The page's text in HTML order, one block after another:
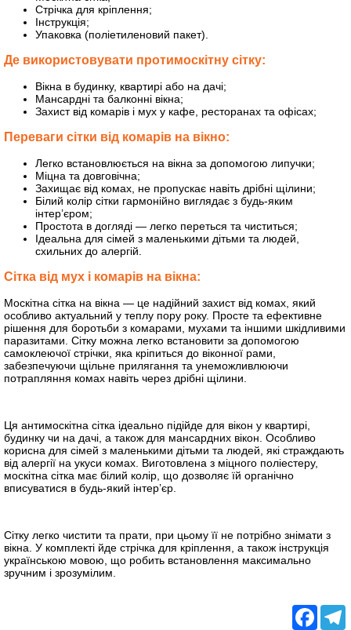
Стрічка для кріплення;
Інструкція;
Упаковка (поліетиленовий пакет).
Де використовувати протимоскітну сітку:
Вікна в будинку, квартирі або на дачі;
Мансардні та балконні вікна;
Захист від комарів і мух у кафе, ресторанах та офісах;
Переваги сітки від комарів на вікно:
Легко встановлюється на вікна за допомогою липучки;
Міцна та довговічна;
Захищає від комах, не пропускає навіть дрібні щілини;
Білий колір сітки гармонійно виглядає з будь-яким
інтер’єром;
Простота в догляді — легко переться та чиститься;
Ідеальна для сімей з маленькими дітьми та людей,
схильних до алергій.
Сітка від мух і комарів на вікна:
Москітна сітка на вікна — це надійний захист від комах, який
особливо актуальний у теплу пору року. Просте та ефективне
рішення для боротьби з комарами, мухами та іншими шкідливими
паразитами. Сітку можна легко встановити за допомогою
самоклеючої стрічки, яка кріпиться до віконної рами,
забезпечуючи щільне прилягання та унеможливлюючи
потрапляння комах навіть через дрібні щілини.
Ця антимоскітна сітка ідеально підійде для вікон у квартирі,
будинку чи на дачі, а також для мансардних вікон. Особливо
корисна для сімей з маленькими дітьми та людей, які страждають
від алергії на укуси комах. Виготовлена з міцного поліестеру,
москітна сітка має білий колір, що дозволяє їй органічно
вписуватися в будь-який інтер’єр.
Сітку легко чистити та прати, при цьому її не потрібно знімати з
вікна. У комплекті йде стрічка для кріплення, а також інструкція
українською мовою, що робить встановлення максимально
зручним і зрозумілим.